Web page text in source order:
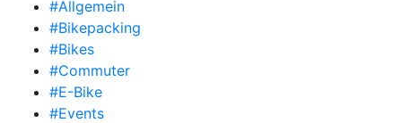
#Allgemein
#Bikepacking
#Bikes
#Commuter
#E-Bike
#Events